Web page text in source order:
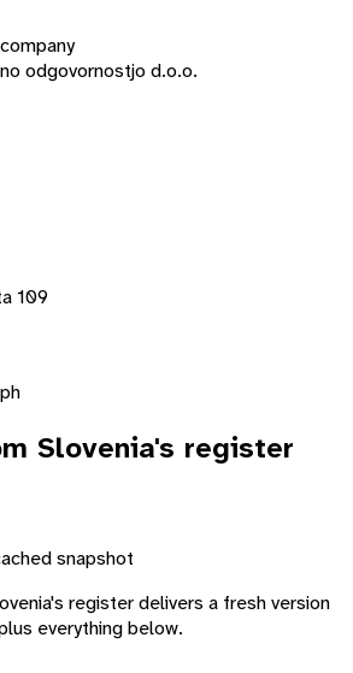
odgovornostjo d.o.o.
109
Slovenia's register
snapshot
's register delivers a fresh version
everything below.